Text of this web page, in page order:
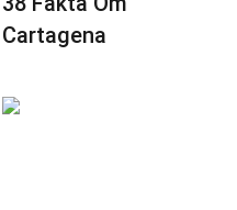
Cartagena